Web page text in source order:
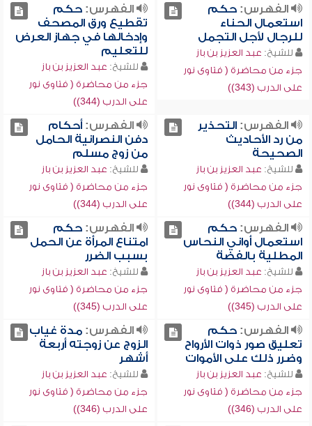
الفهرس:حكم
استعمال الحناء
للرجال لأجل التجمل
للشيخ: عبد العزيز بن باز
جزء من محاضرة ( فتاوى نور
على الدرب (343))
الفهرس:حكم
تقطيع ورق المصحف
وإدخالها في جهاز العرض
للتعليم
للشيخ: عبد العزيز بن باز
جزء من محاضرة ( فتاوى نور
على الدرب (344))
الفهرس:التحذير
من رد الأحاديث
الصحيحة
للشيخ: عبد العزيز بن باز
جزء من محاضرة ( فتاوى نور
على الدرب (344))
الفهرس:أحكام
دفن النصرانية الحامل
من زوج مسلم
للشيخ: عبد العزيز بن باز
جزء من محاضرة ( فتاوى نور
على الدرب (344))
الفهرس:حكم
استعمال أواني النحاس
المطلية بالفضة
للشيخ: عبد العزيز بن باز
جزء من محاضرة ( فتاوى نور
على الدرب (345))
الفهرس:حكم
امتناع المرأة عن الحمل
بسبب الضرر
للشيخ: عبد العزيز بن باز
جزء من محاضرة ( فتاوى نور
على الدرب (345))
الفهرس:حكم
تعليق صور ذوات الأرواح
وضرر ذلك على الأموات
للشيخ: عبد العزيز بن باز
جزء من محاضرة ( فتاوى نور
على الدرب (346))
الفهرس:مدة غياب
الزوج عن زوجته أربعة
أشهر
للشيخ: عبد العزيز بن باز
جزء من محاضرة ( فتاوى نور
على الدرب (346))